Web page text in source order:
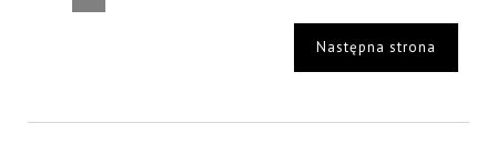
Następna strona